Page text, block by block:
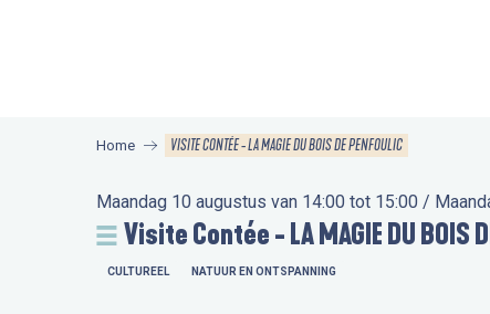
Home VISITE CONTÉE - LA MAGIE DU BOIS DE PENFOULIC
Maandag 10 augustus van 14:00 tot 15:00 /
Visite Contée - LA MAGIE DU BOIS
CULTUREEL NATUUR EN ONTSPANNING